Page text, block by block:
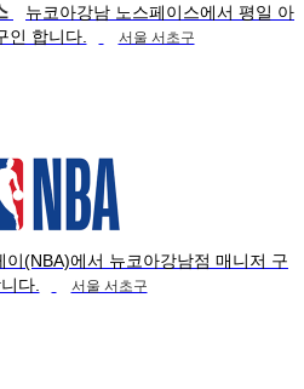
뉴코아강남 노스페이스에서 평일 아
인 합니다.
서울 서초구
이(NBA)에서 뉴코아강남점 매니저 구
다.
서울 서초구